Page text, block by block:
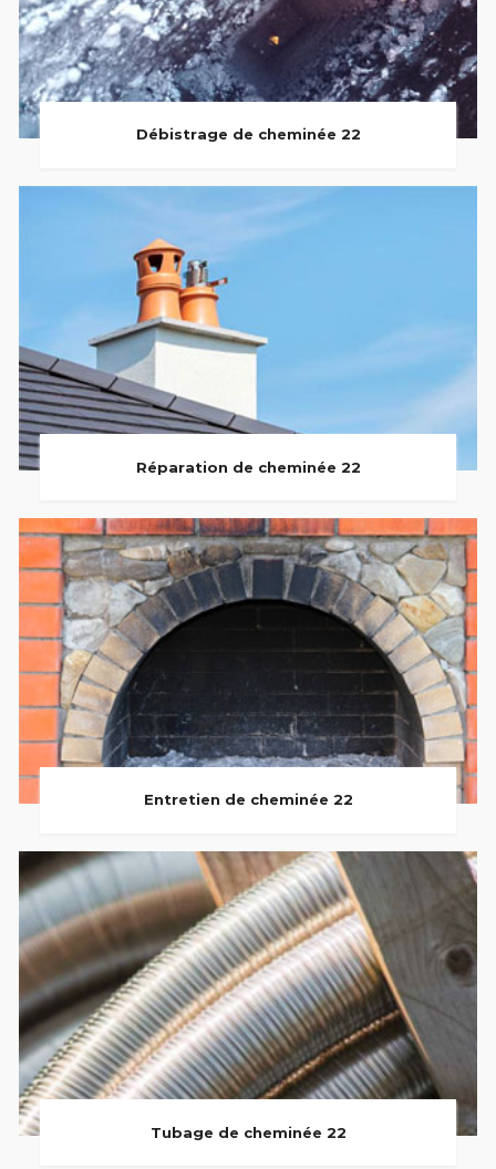
Débistrage de cheminée 22
Réparation de cheminée 22
Entretien de cheminée 22
Tubage de cheminée 22